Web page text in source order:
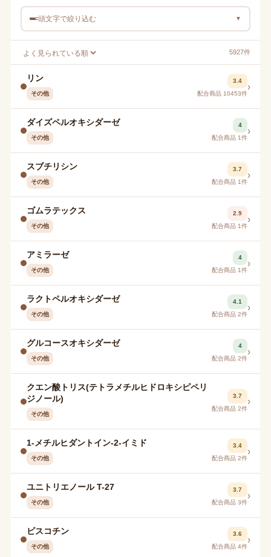
頭文字で絞り込む ▼
5927件
リン
その他
3.4
配合商品 10453件
›
ダイズペルオキシダーゼ
その他
4
配合商品 1件
›
スブチリシン
その他
3.7
配合商品 1件
›
ゴムラテックス
その他
2.9
配合商品 1件
›
アミラーゼ
その他
4
配合商品 1件
›
ラクトペルオキシダーゼ
その他
4.1
配合商品 2件
›
グルコースオキシダーゼ
その他
4
配合商品 2件
›
クエン酸トリス(テトラメチルヒドロキシピペリ
ジノール)
その他
3.7
配合商品 2件
›
1-メチルヒダントイン-2-イミド
その他
3.4
配合商品 2件
›
ユニトリエノール T-27
その他
3.7
配合商品 3件
›
ビスコチン
その他
3.6
配合商品 4件
›